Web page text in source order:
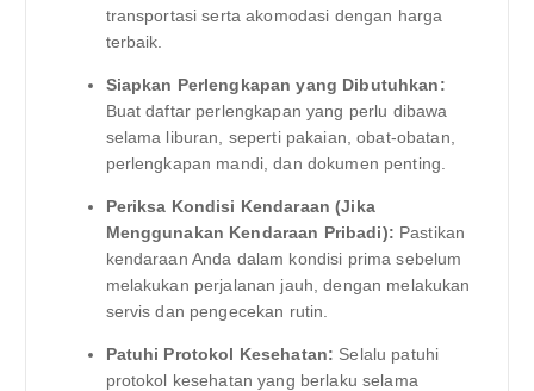
transportasi serta akomodasi dengan harga
terbaik.
Siapkan Perlengkapan yang Dibutuhkan:
Buat daftar perlengkapan yang perlu dibawa
selama liburan, seperti pakaian, obat-obatan,
perlengkapan mandi, dan dokumen penting.
Periksa Kondisi Kendaraan (Jika
Menggunakan Kendaraan Pribadi): Pastikan
kendaraan Anda dalam kondisi prima sebelum
melakukan perjalanan jauh, dengan melakukan
servis dan pengecekan rutin.
Patuhi Protokol Kesehatan: Selalu patuhi
protokol kesehatan yang berlaku selama